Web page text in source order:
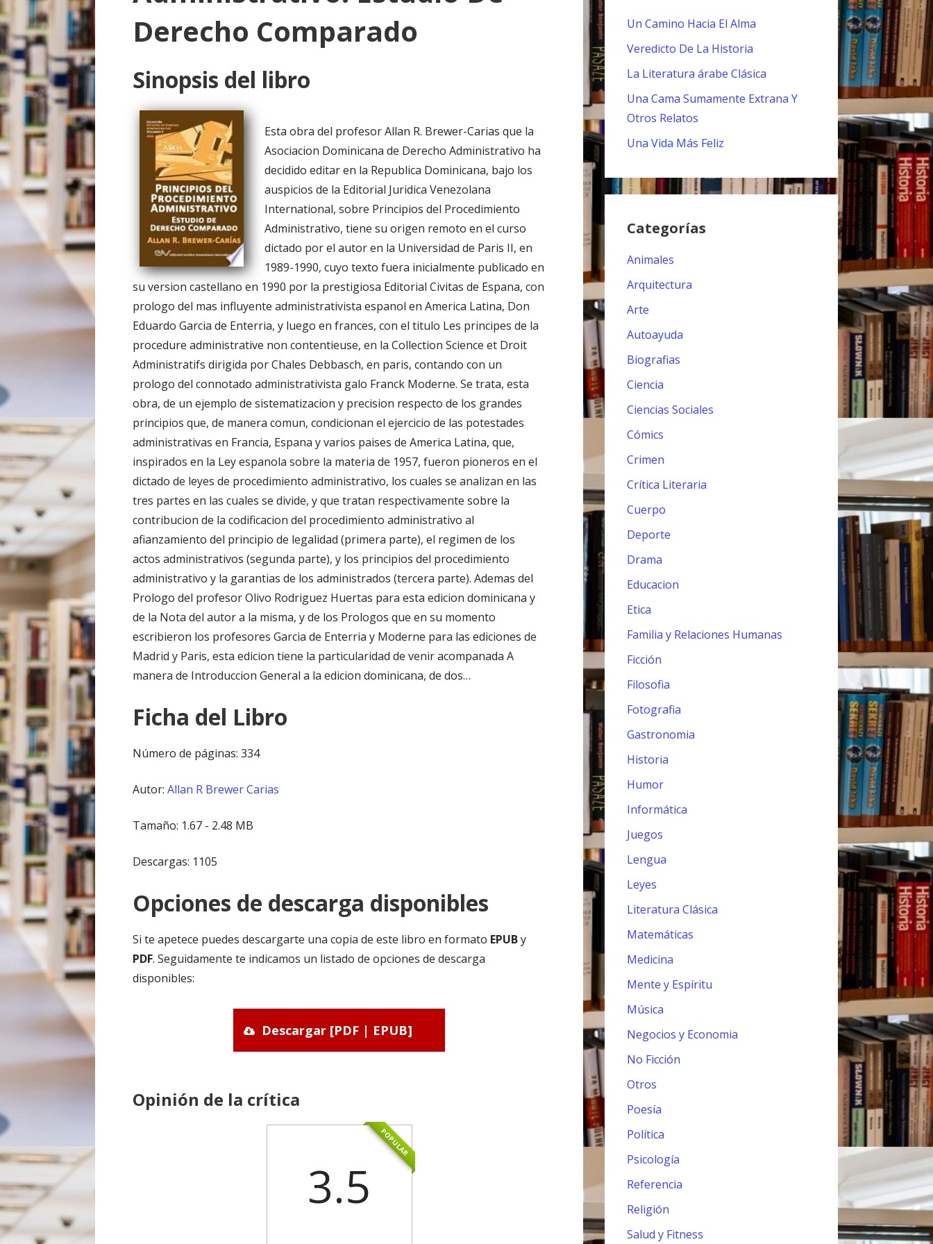
o
Derecho Comparado
Sinopsis del libro
Esta obra del profesor Allan R. Brewer-Carias que la
Asociacion Dominicana de Derecho Administrativo ha
decidido editar en la Republica Dominicana, bajo los
auspicios de la Editorial Juridica Venezolana
International, sobre Principios del Procedimiento
Administrativo, tiene su origen remoto en el curso
dictado por el autor en la Universidad de Paris II, en
1989-1990, cuyo texto fuera inicialmente publicado en
su version castellano en 1990 por la prestigiosa Editorial Civitas de Espana, con
prologo del mas influyente administrativista espanol en America Latina, Don
Eduardo Garcia de Enterria, y luego en frances, con el titulo Les principes de la
procedure administrative non contentieuse, en la Collection Science et Droit
Administratifs dirigida por Chales Debbasch, en paris, contando con un
prologo del connotado administrativista galo Franck Moderne. Se trata, esta
obra, de un ejemplo de sistematizacion y precision respecto de los grandes
principios que, de manera comun, condicionan el ejercicio de las potestades
administrativas en Francia, Espana y varios paises de America Latina, que,
inspirados en la Ley espanola sobre la materia de 1957, fueron pioneros en el
dictado de leyes de procedimiento administrativo, los cuales se analizan en las
tres partes en las cuales se divide, y que tratan respectivamente sobre la
contribucion de la codificacion del procedimiento administrativo al
afianzamiento del principio de legalidad (primera parte), el regimen de los
actos administrativos (segunda parte), y los principios del procedimiento
administrativo y la garantias de los administrados (tercera parte). Ademas del
Prologo del profesor Olivo Rodriguez Huertas para esta edicion dominicana y
de la Nota del autor a la misma, y de los Prologos que en su momento
escribieron los profesores Garcia de Enterria y Moderne para las ediciones de
Madrid y Paris, esta edicion tiene la particularidad de venir acompanada A
manera de Introduccion General a la edicion dominicana, de dos…
Ficha del Libro
Número de páginas: 334
Autor:Allan R Brewer Carias
Tamaño: 1.67 - 2.48 MB
Descargas: 1105
Opciones de descarga disponibles
Si te apetece puedes descargarte una copia de este libro en formato EPUBy
PDF. Seguidamente te indicamos un listado de opciones de descarga
disponibles:
Descargar [PDF | EPUB]
Opinión de la crítica
POPULAR
3.5
Un Camino Hacia El Alma
Veredicto De La Historia
La Literatura árabe Clásica
Una Cama Sumamente Extrana Y
Otros Relatos
Una Vida Más Feliz
Categorías
Animales
Arquitectura
Arte
Autoayuda
Biografias
Ciencia
Ciencias Sociales
Cómics
Crimen
Crítica Literaria
Cuerpo
Deporte
Drama
Educacion
Etica
Familia y Relaciones Humanas
Ficción
Filosofia
Fotografia
Gastronomia
Historia
Humor
Informática
Juegos
Lengua
Leyes
Literatura Clásica
Matemáticas
Medicina
Mente y Espíritu
Música
Negocios y Economia
No Ficción
Otros
Poesía
Política
Psicología
Referencia
Religión
Salud y Fitness